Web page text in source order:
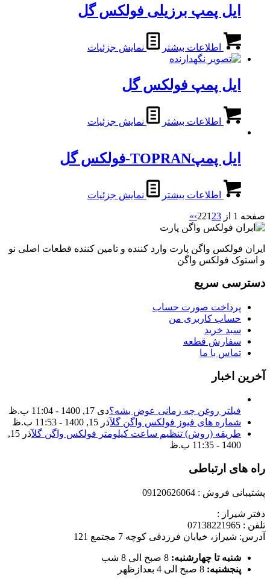
ایل پمپ برزیلی فولکس گل
اطلاعات بیشتر نمایش جزئیات
ایل پمپ فولکس گل
اطلاعات بیشتر نمایش جزئیات
ایل پمپTOPRAN-فولکس گل
اطلاعات بیشتر نمایش جزئیات
صفحه 1 از 22 1 23
›
»
ایران فولکس واگن پارت وارد کننده و تامین کننده قطعات اصلی نو
و استوک فولکس واگن
دسترسی سریع
پرداخت صورت حساب
حساب کاربری من
سبد خرید
سفارش قطعه
تماس با ما
آخرین اخبار
فیلتر روغن چه زمانی عوض بشه؟دی 17, 1400 - 11:04 ب.ظ
شماره های فیوز فولکس واگن گلآذر 15, 1400 - 11:53 ب.ظ
طریقه (روش) تنظیم ساعت کیلومتر فولکس واگن گل
آذر 15,
1400 - 11:35 ب.ظ
راه های ارتباطی
پشتیبانی فروش : 09120626064
دفتر شیراز :
تلفن : 07138221965
آدرس: شیراز، خیابان فرزدقی کوچه 7 مجتمع 121
شنبه تا چهارشنبه: 8 صبح الی 8 شب
پنجشنبه: 8 صبح الی 4 بعدازظهر